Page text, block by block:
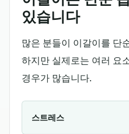
있습니다
많은 분들이 이갈이를 단
하지만 실제로는 여러 요
경우가 많습니다.
스트레스